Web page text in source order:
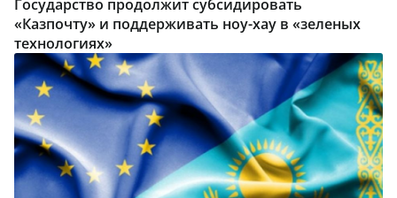
Государство продолжит субсидировать
«Казпочту» и поддерживать ноу-хау в «зеленых
технологиях»